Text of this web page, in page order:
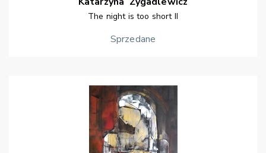
The night is too short II
Sprzedane